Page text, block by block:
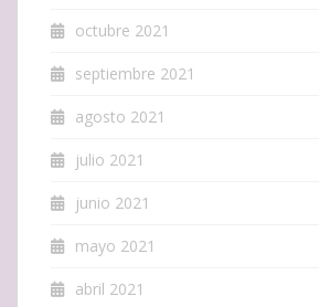
octubre 2021
septiembre 2021
agosto 2021
julio 2021
junio 2021
mayo 2021
abril 2021